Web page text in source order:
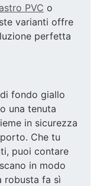
PVC o
varianti offre
perfetta
fondo giallo
una tenuta
in sicurezza
Che tu
puoi contare
in modo
robusta fa sì